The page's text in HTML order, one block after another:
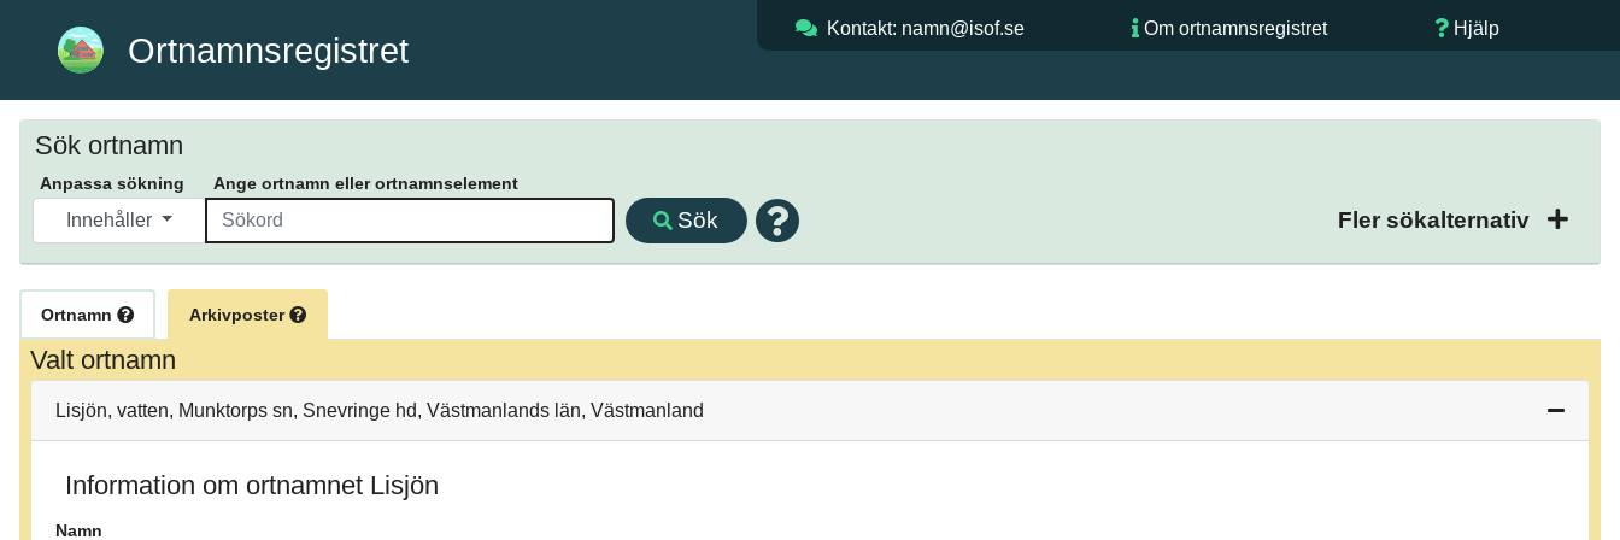
Ortnamnsregistret
Kontakt: namn@isof.se Om ortnamnsregistret Hjälp
Sök ortnamn
Anpassa sökning Ange ortnamn eller ortnamnselement
Innehåller Sök Fler sökalternativ
Ortnamn Arkivposter
Valt ortnamn
Lisjön, vatten, Munktorps sn, Snevringe hd, Västmanlands län, Västmanland
Information om ortnamnet Lisjön
Namn